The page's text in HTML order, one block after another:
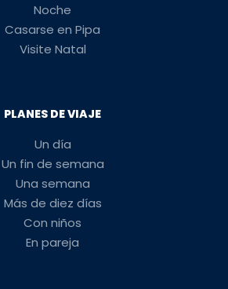
Noche
Casarse en Pipa
Visite Natal
PLANES DE VIAJE
Un día
Un fin de semana
Una semana
Más de diez días
Con niños
En pareja